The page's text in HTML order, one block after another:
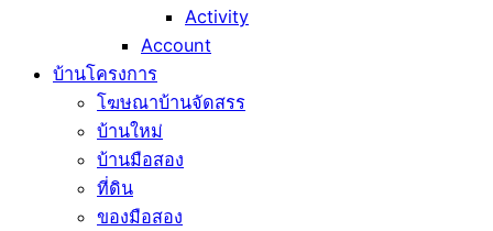
Activity
Account
บ้านโครงการ
โฆษณาบ้านจัดสรร
บ้านใหม่
บ้านมือสอง
ที่ดิน
ของมือสอง